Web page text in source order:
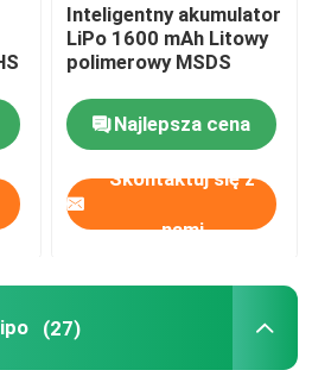
energii LiFePo4
Inteligentny akumulator
LiPo 1600 mAh Litowy
polimerowy MSDS
Najlepsza cena
Skontaktuj się z
nami
(27)